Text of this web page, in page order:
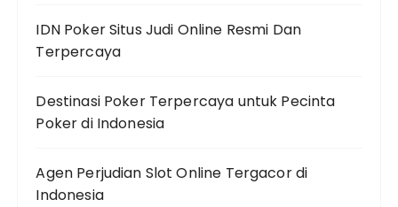
IDN Poker Situs Judi Online Resmi Dan
Terpercaya
Destinasi Poker Terpercaya untuk Pecinta
Poker di Indonesia
Agen Perjudian Slot Online Tergacor di
Indonesia